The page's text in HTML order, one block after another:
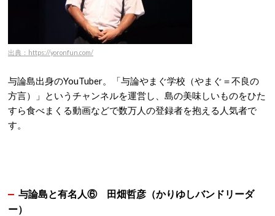
出典：https://yoronfun.com/
与論島出身のYouTuber。「与論やまぐ学校（やまぐ＝不良の
方言）」というチャンネルを運営し、島の美味しいものをひた
すら食べまくる動画などで数万人の登録者を抱える人気者で
す。
与論島と有名人⑥
田畑哲彦（かりゆしバンドリーダ
ー）